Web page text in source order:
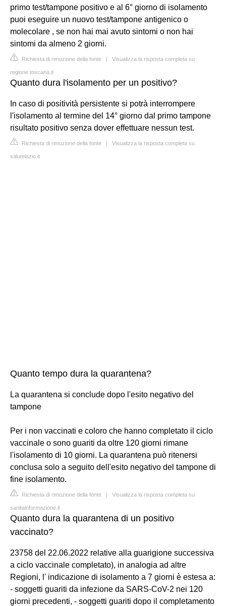
primo test/tampone positivo e al 6° giorno di isolamento
puoi eseguire un nuovo test/tampone antigenico o
molecolare , se non hai mai avuto sintomi o non hai
sintomi da almeno 2 giorni.
Richiesta di rimozione della fonte | Visualizza la risposta completa su
regione.toscana.it
Quanto dura l'isolamento per un positivo?
In caso di positività persistente si potrà interrompere
l'isolamento al termine del 14° giorno dal primo tampone
risultato positivo senza dover effettuare nessun test.
Richiesta di rimozione della fonte | Visualizza la risposta completa su
salutelazio.it
Quanto tempo dura la quarantena?
La quarantena si conclude dopo l'esito negativo del
tampone
Per i non vaccinati e coloro che hanno completato il ciclo
vaccinale o sono guariti da oltre 120 giorni rimane
l'isolamento di 10 giorni. La quarantena può ritenersi
conclusa solo a seguito dell'esito negativo del tampone di
fine isolamento.
Richiesta di rimozione della fonte | Visualizza la risposta completa su
sanitainformazione.it
Quanto dura la quarantena di un positivo
vaccinato?
23758 del 22.06.2022 relative alla guarigione successiva
a ciclo vaccinale completato), in analogia ad altre
Regioni, l' indicazione di isolamento a 7 giorni è estesa a:
- soggetti guariti da infezione da SARS-CoV-2 nei 120
giorni precedenti, - soggetti guariti dopo il completamento